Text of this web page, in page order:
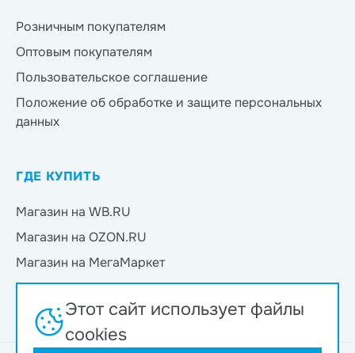
Розничным покупателям
Оптовым покупателям
Пользовательское соглашение
Положение об обработке и защите персональных
данных
ГДЕ КУПИТЬ
Магазин на WB.RU
Магазин на OZON.RU
Магазин на МегаМаркет
Магазин на Яндекс.Маркет
Магазин на Магнит Маркет
Этот сайт использует файлы
cookies